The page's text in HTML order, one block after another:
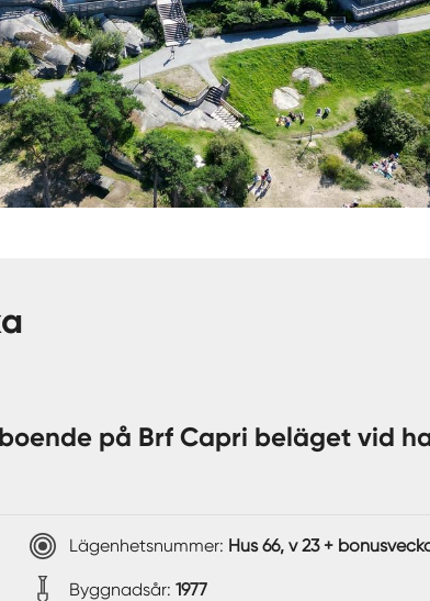
på Brf Capri beläget vid
Lägenhetsnummer: Hus 66, v 23 +
Byggnadsår: 1977